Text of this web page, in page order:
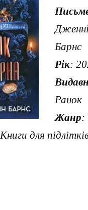
Барнс
Рік:
Ранок
Жанр:
для